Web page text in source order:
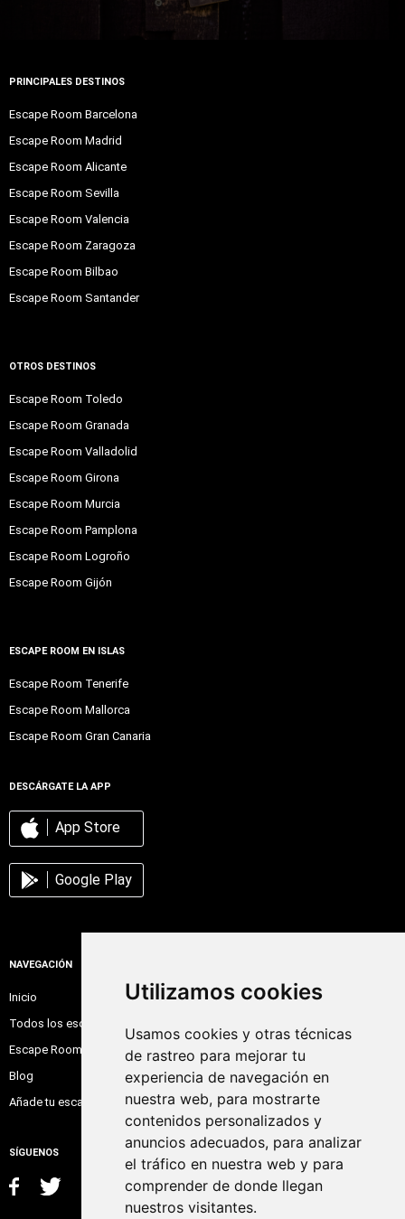
Utilizamos cookies
Usamos cookies y otras técnicas
de rastreo para mejorar tu
experiencia de navegación en
nuestra web, para mostrarte
contenidos personalizados y
anuncios adecuados, para analizar
el tráfico en nuestra web y para
comprender de donde llegan
nuestros visitantes.
PRINCIPALES DESTINOS
Escape Room Barcelona
Escape Room Madrid
Escape Room Alicante
Escape Room Sevilla
Escape Room Valencia
Escape Room Zaragoza
Escape Room Bilbao
Escape Room Santander
OTROS DESTINOS
Escape Room Toledo
Escape Room Granada
Escape Room Valladolid
Escape Room Girona
Escape Room Murcia
Escape Room Pamplona
Escape Room Logroño
Escape Room Gijón
ESCAPE ROOM EN ISLAS
Escape Room Tenerife
Escape Room Mallorca
Escape Room Gran Canaria
DESCÁRGATE LA APP
App Store
Google Play
NAVEGACIÓN
Inicio
Todos los escape room
Escape Room Online
Blog
Añade tu escape room
SÍGUENOS